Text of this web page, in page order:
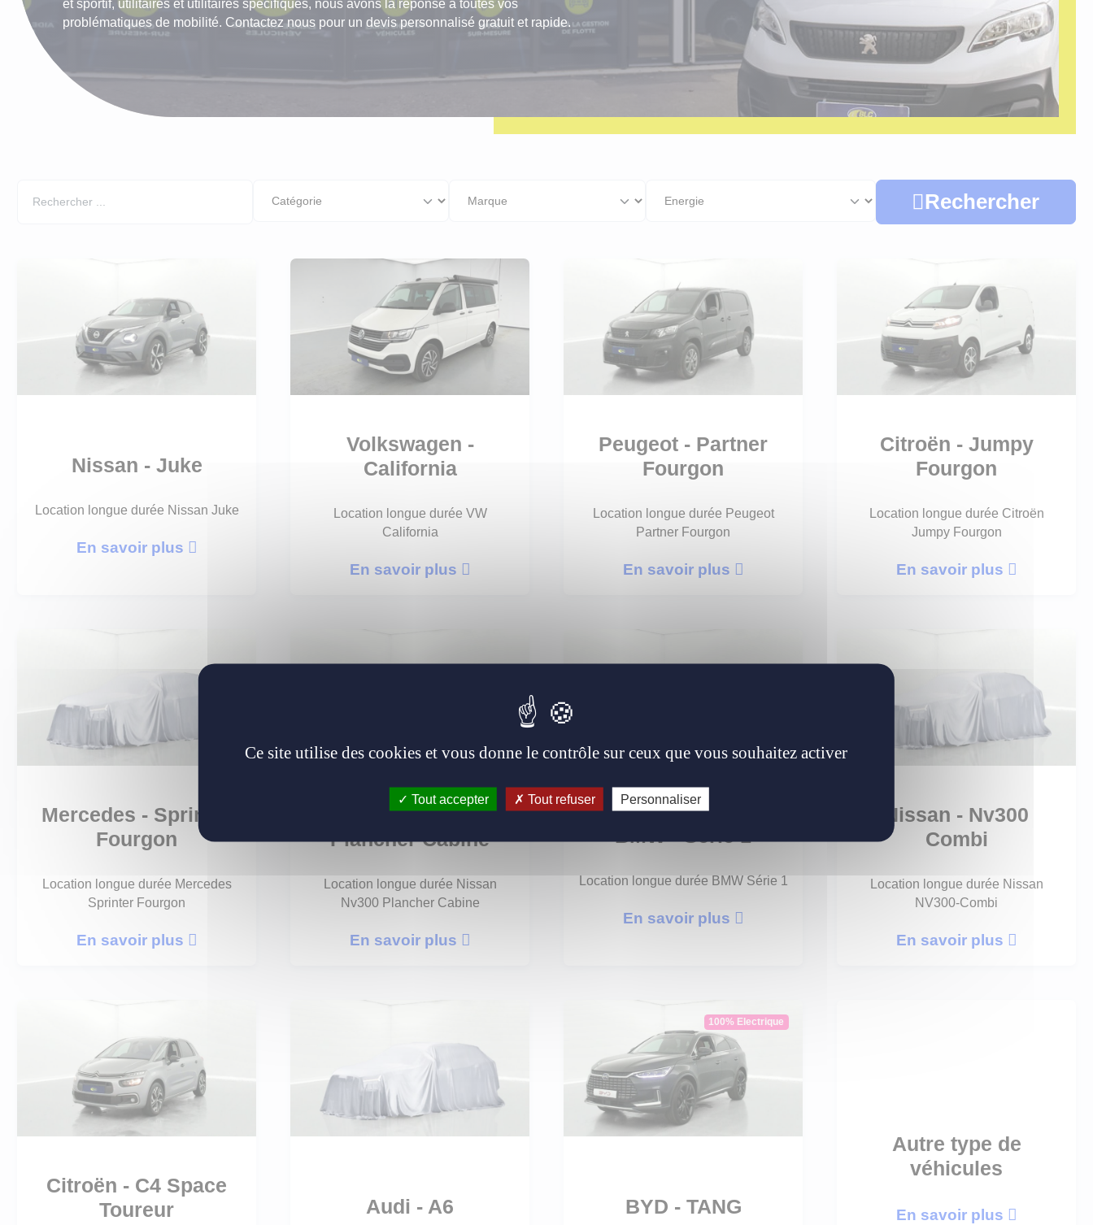
LLD Peugeot Boxer
LLD Citroën C3
et sportif, utilitaires et utilitaires spécifiques, nous avons la réponse à toutes vos
problématiques de mobilité. Contactez nous pour un devis personnalisé gratuit et rapide.
Rechercher
Nissan - Juke
Location longue durée Nissan Juke
En savoir plus
Volkswagen -
California
Location longue durée VW
California
En savoir plus
Peugeot - Partner
Fourgon
Location longue durée Peugeot
Partner Fourgon
En savoir plus
Citroën - Jumpy
Fourgon
Location longue durée Citroën
Jumpy Fourgon
En savoir plus
Mercedes - Sprinter
Fourgon
Location longue durée Mercedes
Sprinter Fourgon
En savoir plus
Nissan - Nv300
Plancher Cabine
Location longue durée Nissan
Nv300 Plancher Cabine
En savoir plus
BMW - Serie 1
Location longue durée BMW Série 1
En savoir plus
Nissan - Nv300
Combi
Location longue durée Nissan
NV300-Combi
En savoir plus
Citroën - C4 Space
Toureur
Audi - A6
100% Electrique
BYD - TANG
Autre type de
véhicules
En savoir plus
Ce site utilise des cookies et vous donne le contrôle sur ceux que vous souhaitez activer
Tout accepter Tout refuser Personnaliser